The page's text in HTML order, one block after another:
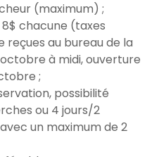
(maximum) ;
8$ chacune (taxes
reçues au bureau de la
octobre à midi, ouverture
;
possibilité
ou 4 jours/2
un maximum de 2